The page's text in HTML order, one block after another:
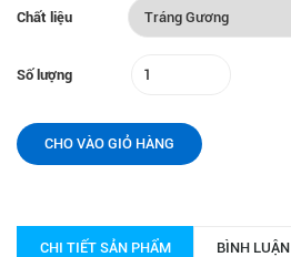
Chất liệu
Số lượng
CHO VÀO GIỎ HÀNG
CHI TIẾT SẢN PHẨM BÌNH LUẬN